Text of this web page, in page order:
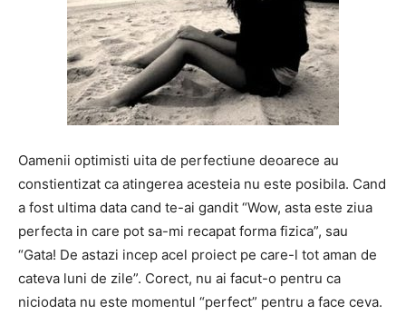
Oamenii optimisti uita de perfectiune deoarece au
constientizat ca atingerea acesteia nu este posibila. Cand
a fost ultima data cand te-ai gandit “Wow, asta este ziua
perfecta in care pot sa-mi recapat forma fizica”, sau
“Gata! De astazi incep acel proiect pe care-l tot aman de
cateva luni de zile”. Corect, nu ai facut-o pentru ca
niciodata nu este momentul “perfect” pentru a face ceva.